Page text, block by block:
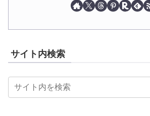
サイト内検索